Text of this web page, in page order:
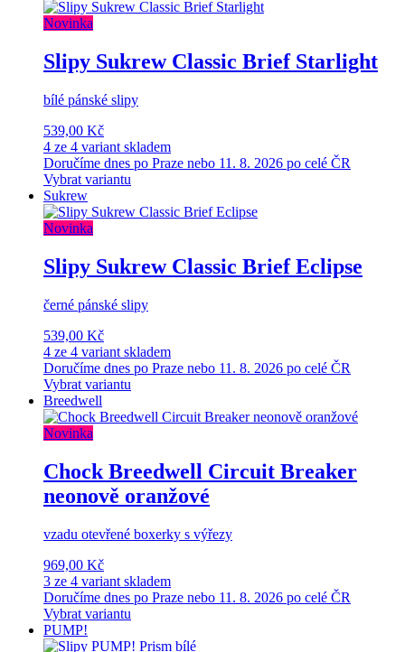
Novinka
Slipy Sukrew Classic Brief Starlight
bílé pánské slipy
539,00 Kč
4 ze 4 variant skladem
Doručíme dnes po Praze nebo 11. 8. 2026 po celé ČR
Vybrat variantu
Sukrew
Novinka
Slipy Sukrew Classic Brief Eclipse
černé pánské slipy
539,00 Kč
4 ze 4 variant skladem
Doručíme dnes po Praze nebo 11. 8. 2026 po celé ČR
Vybrat variantu
Breedwell
Novinka
Chock Breedwell Circuit Breaker
neonově oranžové
vzadu otevřené boxerky s výřezy
969,00 Kč
3 ze 4 variant skladem
Doručíme dnes po Praze nebo 11. 8. 2026 po celé ČR
Vybrat variantu
PUMP!